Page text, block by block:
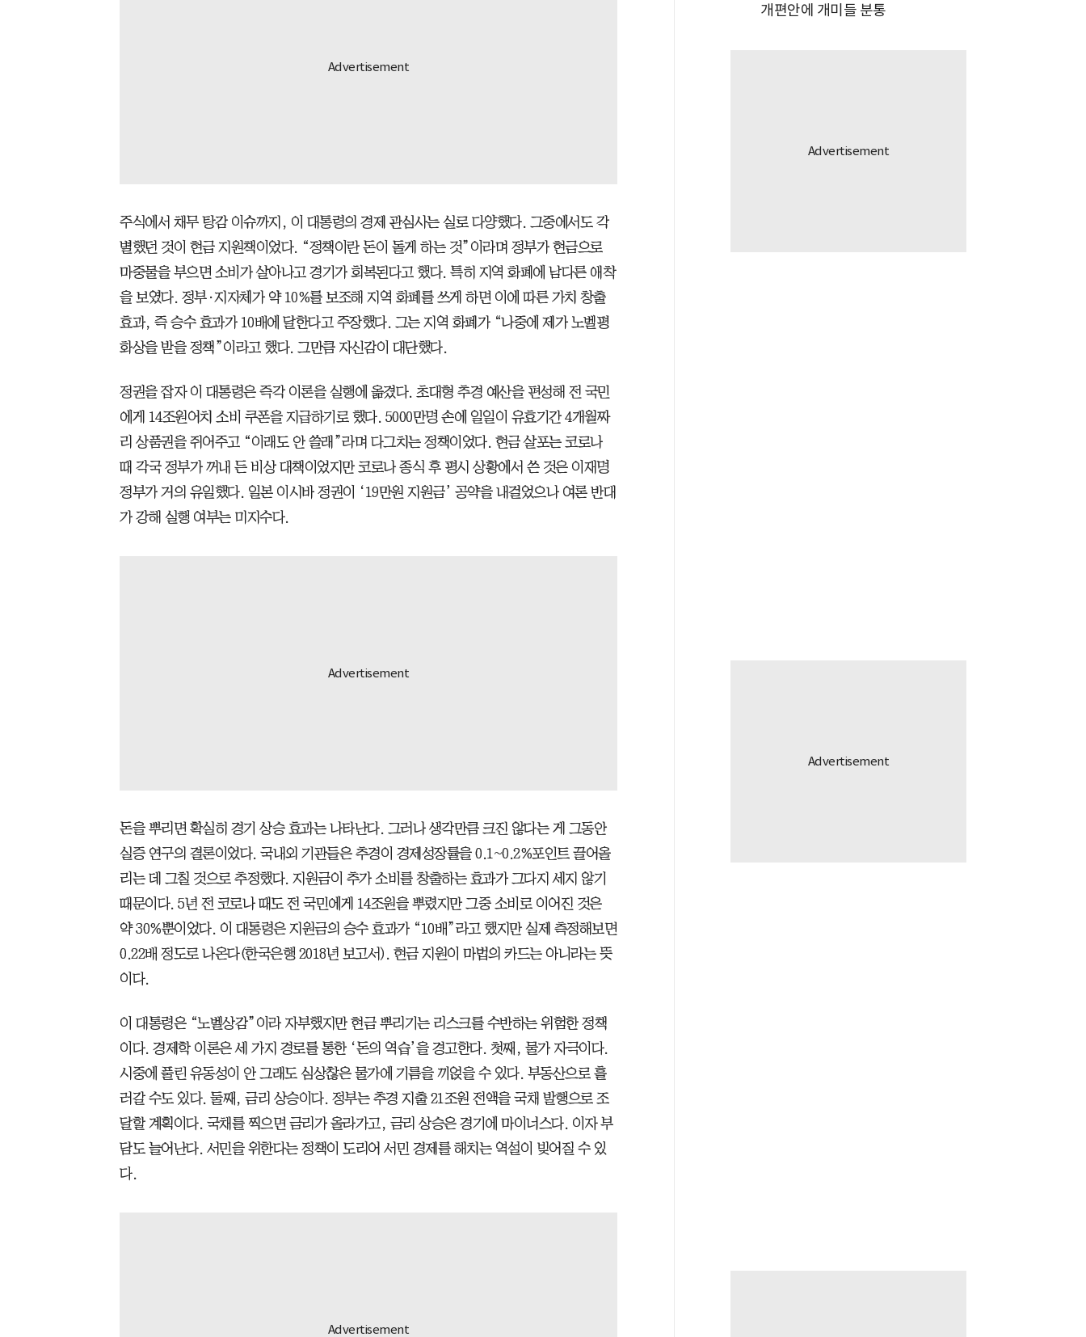
주식에서 채무 탕감 이슈까지, 이 대통령의 경제 관심사는 실로 다양했다. 그중에서도 각
별했던 것이 현금 지원책이었다. “정책이란 돈이 돌게 하는 것”이라며 정부가 현금으로
마중물을 부으면 소비가 살아나고 경기가 회복된다고 했다. 특히 지역 화폐에 남다른 애착
을 보였다. 정부·지자체가 약 10%를 보조해 지역 화폐를 쓰게 하면 이에 따른 가치 창출
효과, 즉 승수 효과가 10배에 달한다고 주장했다. 그는 지역 화폐가 “나중에 제가 노벨평
화상을 받을 정책”이라고 했다. 그만큼 자신감이 대단했다.
정권을 잡자 이 대통령은 즉각 이론을 실행에 옮겼다. 초대형 추경 예산을 편성해 전 국민
에게 14조원어치 소비 쿠폰을 지급하기로 했다. 5000만명 손에 일일이 유효기간 4개월짜
리 상품권을 쥐어주고 “이래도 안 쓸래”라며 다그치는 정책이었다. 현금 살포는 코로나
때 각국 정부가 꺼내 든 비상 대책이었지만 코로나 종식 후 평시 상황에서 쓴 것은 이재명
정부가 거의 유일했다. 일본 이시바 정권이 ‘19만원 지원금’ 공약을 내걸었으나 여론 반대
가 강해 실행 여부는 미지수다.
돈을 뿌리면 확실히 경기 상승 효과는 나타난다. 그러나 생각만큼 크진 않다는 게 그동안
실증 연구의 결론이었다. 국내외 기관들은 추경이 경제성장률을 0.1~0.2%포인트 끌어올
리는 데 그칠 것으로 추정했다. 지원금이 추가 소비를 창출하는 효과가 그다지 세지 않기
때문이다. 5년 전 코로나 때도 전 국민에게 14조원을 뿌렸지만 그중 소비로 이어진 것은
약 30%뿐이었다. 이 대통령은 지원금의 승수 효과가 “10배”라고 했지만 실제 측정해보면
0.22배 정도로 나온다(한국은행 2018년 보고서). 현금 지원이 마법의 카드는 아니라는 뜻
이다.
이 대통령은 “노벨상감”이라 자부했지만 현금 뿌리기는 리스크를 수반하는 위험한 정책
이다. 경제학 이론은 세 가지 경로를 통한 ‘돈의 역습’을 경고한다. 첫째, 물가 자극이다.
시중에 풀린 유동성이 안 그래도 심상찮은 물가에 기름을 끼얹을 수 있다. 부동산으로 흘
러갈 수도 있다. 둘째, 금리 상승이다. 정부는 추경 지출 21조원 전액을 국채 발행으로 조
달할 계획이다. 국채를 찍으면 금리가 올라가고, 금리 상승은 경기에 마이너스다. 이자 부
담도 늘어난다. 서민을 위한다는 정책이 도리어 서민 경제를 해치는 역설이 빚어질 수 있
다.
개편안에 개미들 분통